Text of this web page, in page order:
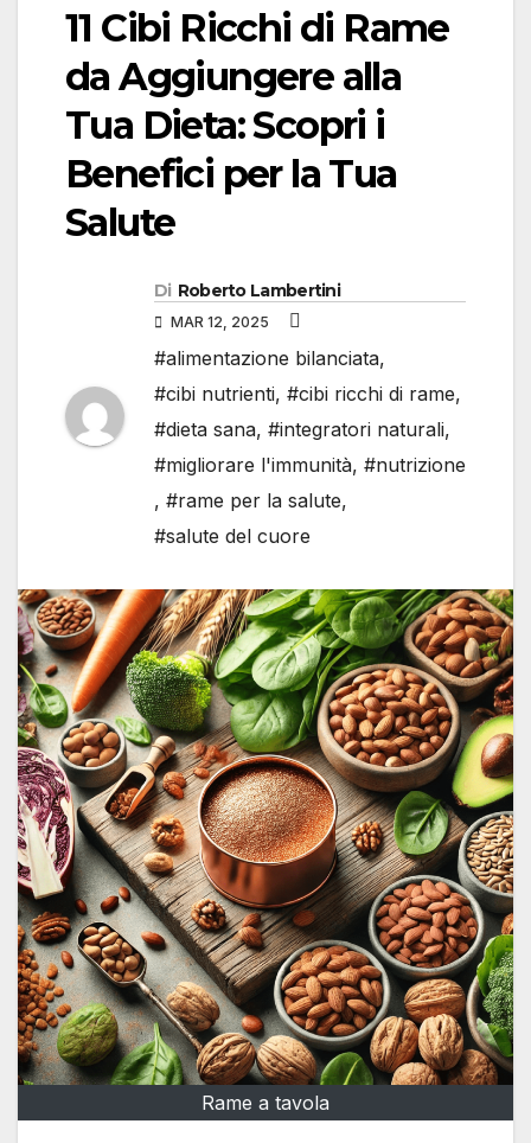
11 Cibi Ricchi di Rame
da Aggiungere alla
Tua Dieta: Scopri i
Benefici per la Tua
Salute
Di Roberto Lambertini
MAR 12, 2025
#alimentazione bilanciata,
#cibi nutrienti, #cibi ricchi di rame,
#dieta sana, #integratori naturali,
#migliorare l'immunità, #nutrizione
, #rame per la salute,
#salute del cuore
Rame a tavola